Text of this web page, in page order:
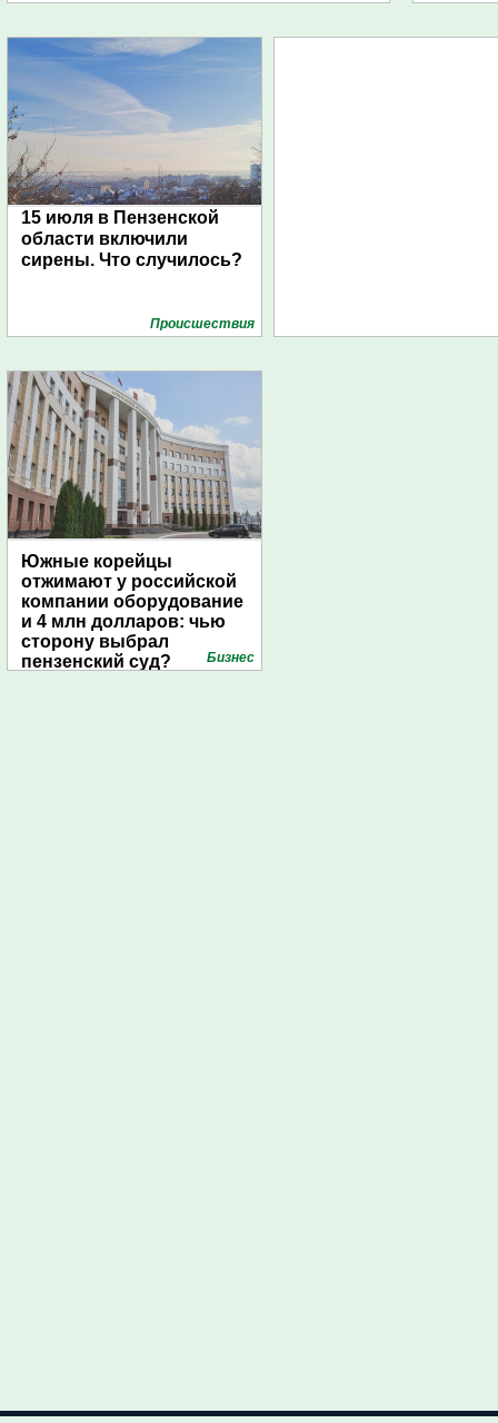
15 июля в Пензенской
области включили
сирены. Что случилось?
Проиcшествия
Южные корейцы
отжимают у российской
компании оборудование
и 4 млн долларов: чью
сторону выбрал
пензенский суд?
Бизнес